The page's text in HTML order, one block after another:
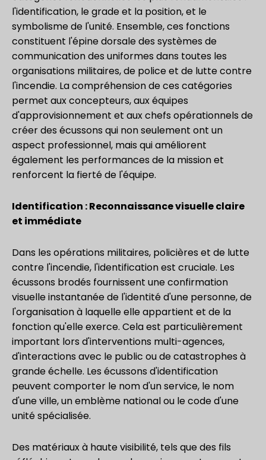
l'identification, le grade et la position, et le
symbolisme de l'unité. Ensemble, ces fonctions
constituent l'épine dorsale des systèmes de
communication des uniformes dans toutes les
organisations militaires, de police et de lutte contre
l'incendie. La compréhension de ces catégories
permet aux concepteurs, aux équipes
d'approvisionnement et aux chefs opérationnels de
créer des écussons qui non seulement ont un
aspect professionnel, mais qui améliorent
également les performances de la mission et
renforcent la fierté de l'équipe.
Identification : Reconnaissance visuelle claire
et immédiate
Dans les opérations militaires, policières et de lutte
contre l'incendie, l'identification est cruciale. Les
écussons brodés fournissent une confirmation
visuelle instantanée de l'identité d'une personne, de
l'organisation à laquelle elle appartient et de la
fonction qu'elle exerce. Cela est particulièrement
important lors d'interventions multi-agences,
d'interactions avec le public ou de catastrophes à
grande échelle. Les écussons d'identification
peuvent comporter le nom d'un service, le nom
d'une ville, un emblème national ou le code d'une
unité spécialisée.
Des matériaux à haute visibilité, tels que des fils